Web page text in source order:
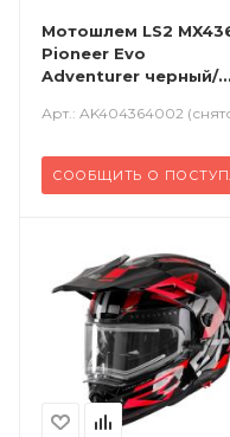
Мотошлем LS2
Pioneer Evo
Adventurer черный/
Арт.: AK404364002
СООБЩИТЬ О